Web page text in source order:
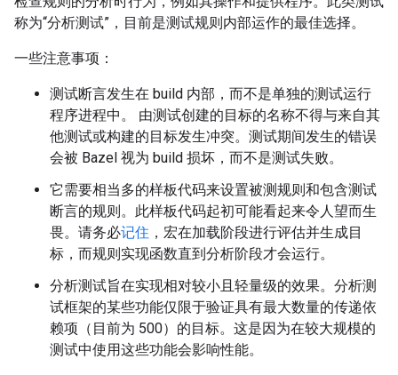
称为“分析测试”，目前是测试规则内部运作的最佳选择。
一些注意事项：
测试断言发生在 build 内部，而不是单独的测试运行
程序进程中。 由测试创建的目标的名称不得与来自其
他测试或构建的目标发生冲突。测试期间发生的错误
会被 Bazel 视为 build 损坏，而不是测试失败。
它需要相当多的样板代码来设置被测规则和包含测试
断言的规则。此样板代码起初可能看起来令人望而生
畏。请务必记住 ，宏在加载阶段进行评估并生成目
标，而规则实现函数直到分析阶段才会运行。
分析测试旨在实现相对较小且轻量级的效果。分析测
试框架的某些功能仅限于验证具有最大数量的传递依
赖项（目前为 500）的目标。这是因为在较大规模的
测试中使用这些功能会影响性能。